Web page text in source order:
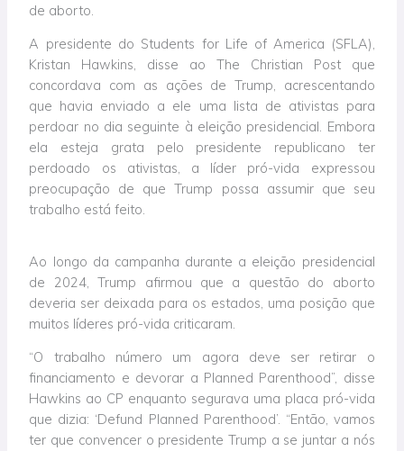
de aborto.
A presidente do Students for Life of America (SFLA),
Kristan Hawkins, disse ao The Christian Post que
concordava com as ações de Trump, acrescentando
que havia enviado a ele uma lista de ativistas para
perdoar no dia seguinte à eleição presidencial. Embora
ela esteja grata pelo presidente republicano ter
perdoado os ativistas, a líder pró-vida expressou
preocupação de que Trump possa assumir que seu
trabalho está feito.
Ao longo da campanha durante a eleição presidencial
de 2024, Trump afirmou que a questão do aborto
deveria ser deixada para os estados, uma posição que
muitos líderes pró-vida criticaram.
“O trabalho número um agora deve ser retirar o
financiamento e devorar a Planned Parenthood”, disse
Hawkins ao CP enquanto segurava uma placa pró-vida
que dizia: ‘Defund Planned Parenthood’. “Então, vamos
ter que convencer o presidente Trump a se juntar a nós